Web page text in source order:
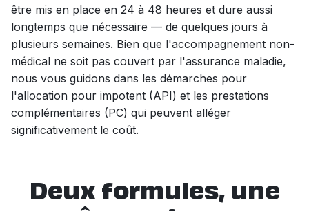
être mis en place en 24 à 48 heures et dure aussi
longtemps que nécessaire — de quelques jours à
plusieurs semaines. Bien que l'accompagnement non-
médical ne soit pas couvert par l'assurance maladie,
nous vous guidons dans les démarches pour
l'allocation pour impotent (API) et les prestations
complémentaires (PC) qui peuvent alléger
significativement le coût.
Deux formules, une